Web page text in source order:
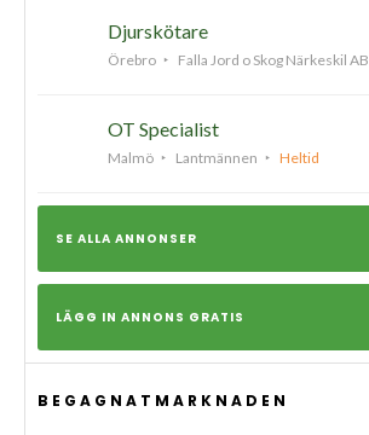
Djurskötare
Örebro Falla Jord o Skog Närkeskil AB
OT Specialist
Malmö Lantmännen Heltid
SE ALLA ANNONSER
LÄGG IN ANNONS GRATIS
BEGAGNATMARKNADEN